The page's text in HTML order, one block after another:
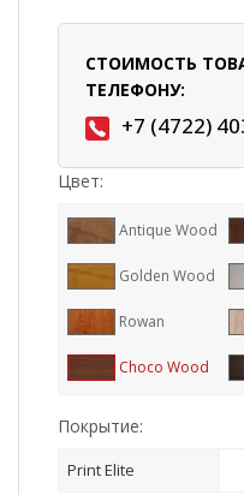
СТОИМОСТЬ
ТЕЛЕФОНУ:
+7 (4722)
Цвет:
Antique Wood
Golden Wood
Rowan
Choco Wood
Покрытие:
Print Elite